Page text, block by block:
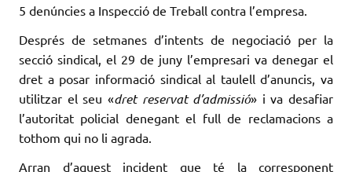
5 denúncies a Inspecció de Treball contra l’empresa.
Després de setmanes d’intents de negociació per la
secció sindical, el 29 de juny l’empresari va denegar el
dret a posar informació sindical al taulell d’anuncis, va
utilitzar el seu «dret reservat d’admissió» i va desafiar
l’autoritat policial denegant el full de reclamacions a
tothom qui no li agrada.
Arran d’aquest incident que té la corresponent